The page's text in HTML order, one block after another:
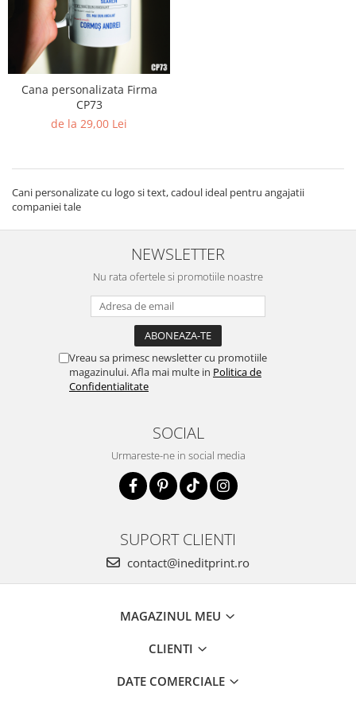
Alte evenimente
Ilustratii
Nunta
Domnisoara / Domnisor
Sporturi
Alte limbi
Engleza
Toppere Flori
Oneline (Topper Lateral)
Cana personalizata Firma
CP73
de la 29,00 Lei
Cani personalizate cu logo si text, cadoul ideal pentru angajatii
companiei tale
NEWSLETTER
Nu rata ofertele si promotiile noastre
Vreau sa primesc newsletter cu promotiile
magazinului. Afla mai multe in Politica de
Confidentialitate
SOCIAL
Urmareste-ne in social media
SUPORT CLIENTI
contact@ineditprint.ro
MAGAZINUL MEU
CLIENTI
DATE COMERCIALE